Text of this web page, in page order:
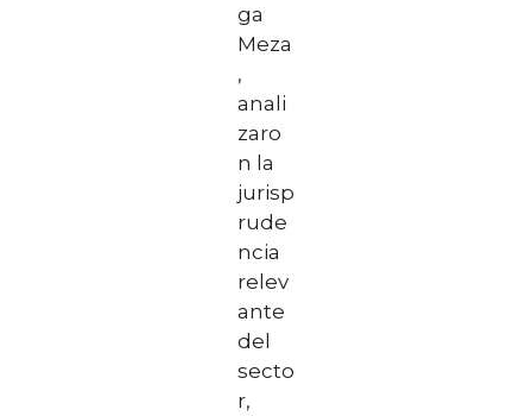
ga
Meza
,
anali
zaro
n la
jurisp
rude
ncia
relev
ante
del
secto
r,